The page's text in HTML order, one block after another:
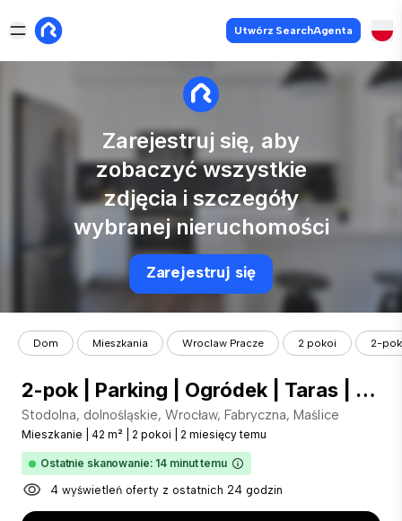
Utwórz SearchAgenta
Zarejestruj się, aby
zobaczyć wszystkie
zdjęcia i szczegóły
wybranej nieruchomości
Zarejestruj się
Dom Mieszkania Wroclaw Pracze 2 pokoi 2-pok
2-pok | Parking | Ogródek | Taras | Maślice
Stodolna, dolnośląskie, Wrocław, Fabryczna, Maślice
Mieszkanie 42 m² 2 pokoi 2 miesięcy temu
Ostatnie skanowanie: 14 minut temu
4 wyświetleń oferty z ostatnich 24 godzin